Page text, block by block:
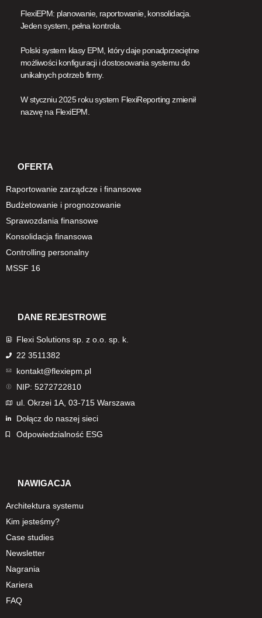
FlexiEPM: planowanie, raportowanie, konsolidacja.
Jeden system, pełna kontrola.
Polski system klasy EPM, który daje ponadprzeciętne
możliwości konfiguracji i dostosowania systemu do
unikalnych potrzeb firmy.
W styczniu 2025 roku system FlexiReporting zmienił
nazwę na FlexiEPM.
OFERTA
Raportowanie zarządcze i finansowe
Budżetowanie i prognozowanie
Sprawozdania finansowe
Konsolidacja finansowa
Controlling personalny
MSSF 16
DANE REJESTROWE
Flexi Solutions sp. z o.o. sp. k.
22 3511382
kontakt@flexiepm.pl
NIP: 5272722810
ul. Okrzei 1A, 03-715 Warszawa
Dołącz do naszej sieci
Odpowiedzialność ESG
NAWIGACJA
Architektura systemu
Kim jesteśmy?
Case studies
Newsletter
Nagrania
Kariera
FAQ